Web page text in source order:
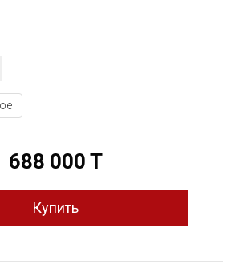
688 000 T